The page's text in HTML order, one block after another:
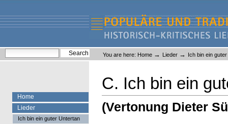
content.
navigation
Liederlexikon
Personal
tools
You are here: Home → Lieder → Ich bin ein
C. Ich bin ein
(Vertonung Dieter
Home
Lieder
Ich bin ein guter Untertan